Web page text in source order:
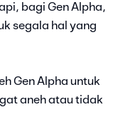
bagi Gen Alpha,
segala hal yang
Gen Alpha untuk
aneh atau tidak